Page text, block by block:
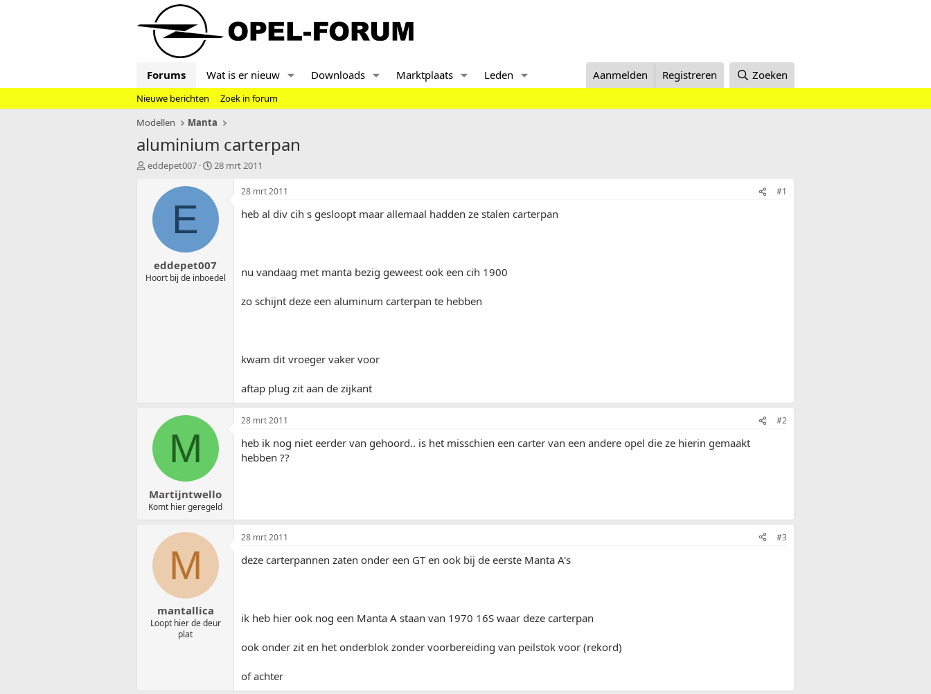
Forums Wat is er nieuw Downloads Marktplaats Leden Aanmelden Registreren Zoeken
Nieuwe berichten
Zoek in forum
Modellen
Manta
aluminium carterpan
T
t
eddepet007
S
r
d
a
u
m
28 mrt 2011
E
eddepet007
Hoort bij de inboedel
28 mrt 2011 #1
heb al div cih s gesloopt maar allemaal hadden ze stalen carterpan
nu vandaag met manta bezig geweest ook een cih 1900
zo schijnt deze een aluminum carterpan te hebben
kwam dit vroeger vaker voor
aftap plug zit aan de zijkant
M
Martijntwello
Komt hier geregeld
28 mrt 2011 #2
heb ik nog niet eerder van gehoord.. is het misschien een carter van een andere opel die ze hierin gemaakt
hebben ??
M
mantallica
Loopt hier de deur
plat
28 mrt 2011 #3
deze carterpannen zaten onder een GT en ook bij de eerste Manta A's
ik heb hier ook nog een Manta A staan van 1970 16S waar deze carterpan
ook onder zit en het onderblok zonder voorbereiding van peilstok voor (rekord)
of achter